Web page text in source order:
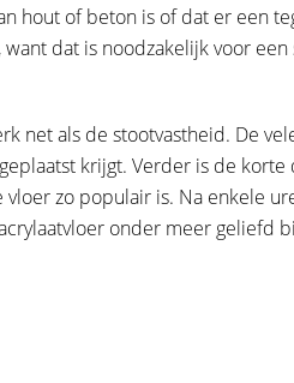
hout of beton is of dat er een
dat is noodzakelijk voor een
net als de stootvastheid. De
krijgt. Verder is de
zo populair is. Na enkele
onder meer geliefd